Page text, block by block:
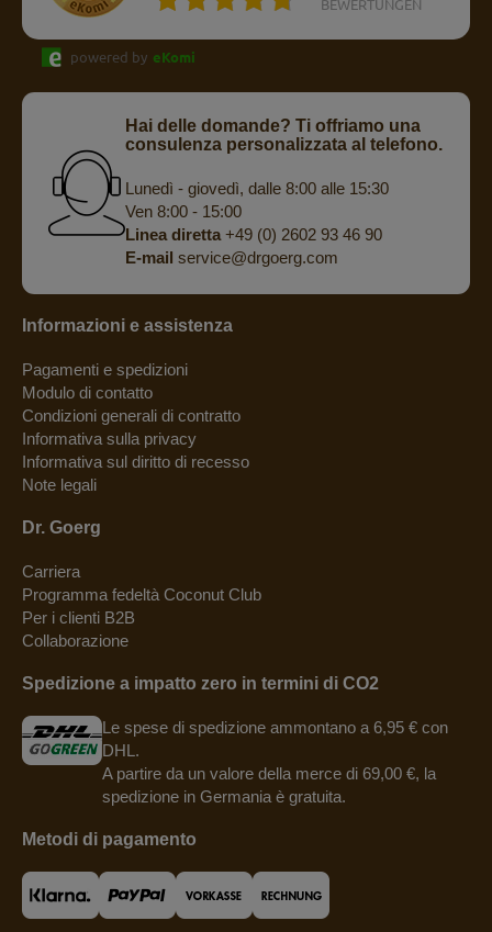
BEWERTUNGEN
powered by eKomi
Hai delle domande? Ti offriamo una
consulenza personalizzata al telefono.
Lunedì - giovedì, dalle 8:00 alle 15:30
Ven 8:00 - 15:00
Linea diretta+49 (0) 2602 93 46 90
E-mail service@drgoerg.com
Informazioni e assistenza
Pagamenti e spedizioni
Modulo di contatto
Condizioni generali di contratto
Informativa sulla privacy
Informativa sul diritto di recesso
Note legali
Dr. Goerg
Carriera
Programma fedeltà Coconut Club
Per i clienti B2B
Collaborazione
Spedizione a impatto zero in termini di CO2
Le spese di spedizione ammontano a 6,95 € con
DHL.
A partire da un valore della merce di 69,00 €, la
spedizione in Germania è gratuita.
Metodi di pagamento